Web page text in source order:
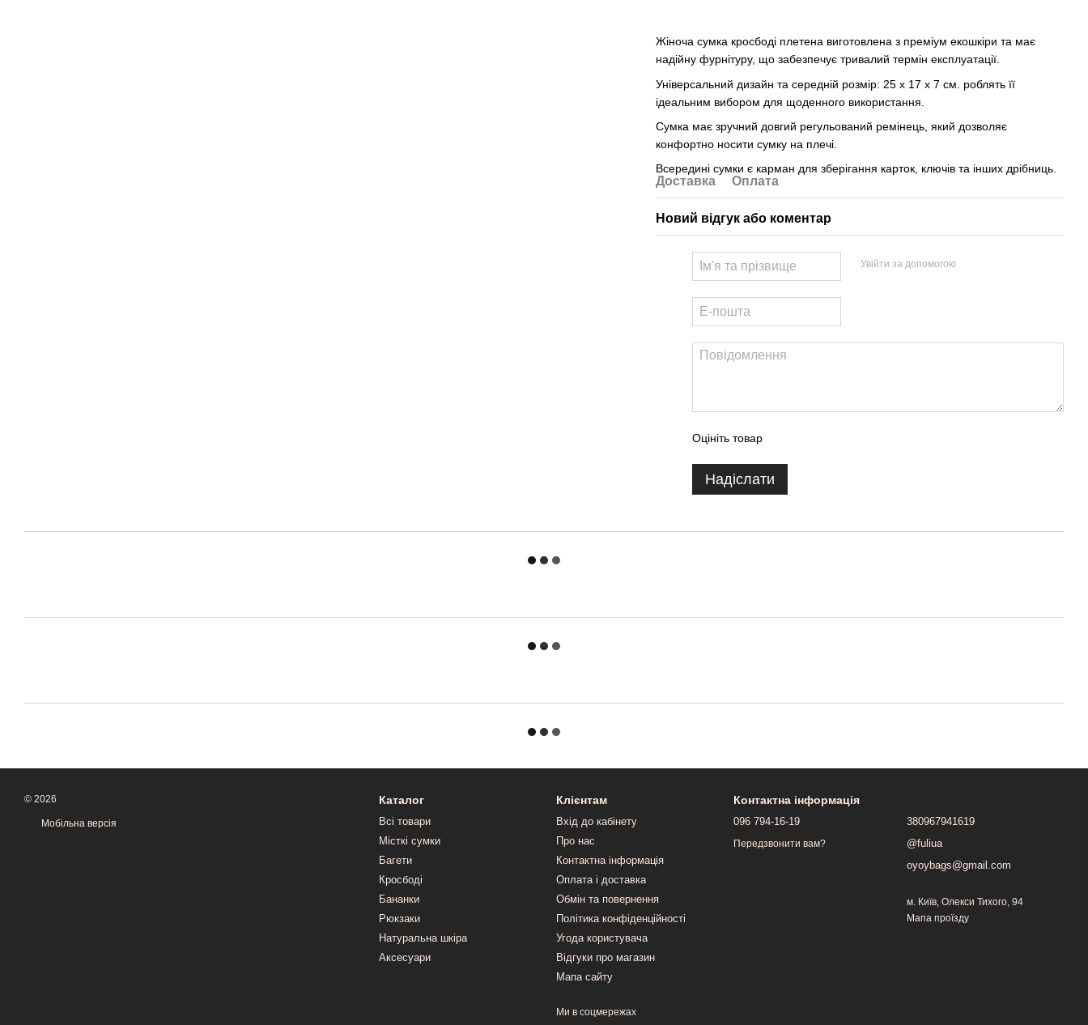
Жіноча сумка кросбоді плетена виготовлена з преміум екошкіри та має
надійну фурнітуру, що забезпечує тривалий термін експлуатації.
Універсальний дизайн та середній розмір: 25 х 17 х 7 см. роблять її
ідеальним вибором для щоденного використання.
Сумка має зручний довгий регульований ремінець, який дозволяє
конфортно носити сумку на плечі.
Всередині сумки є карман для зберігання карток, ключів та інших дрібниць.
Доставка Оплата
Новий відгук або коментар
Увійти за допомогою
Оцініть товар
Надіслати
© 2026
Мобільна версія
Каталог
Всі товари
Місткі сумки
Багети
Кросбоді
Бананки
Рюкзаки
Натуральна шкіра
Аксесуари
Клієнтам
Вхід до кабінету
Про нас
Контактна інформація
Оплата і доставка
Обмін та повернення
Політика конфіденційності
Угода користувача
Відгуки про магазин
Мапа сайту
Ми в соцмережах
Контактна інформація
096 794-16-19
Передзвонити вам?
380967941619
@fuliua
oyoybags@gmail.com
м. Київ, Олекси Тихого, 94
Мапа проїзду